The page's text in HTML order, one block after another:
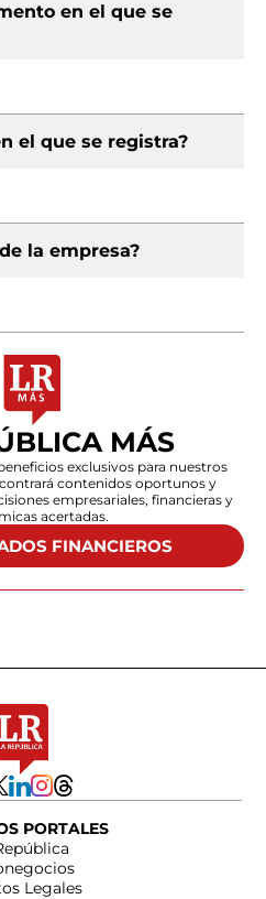
en el que se
el que se registra?
la empresa?
MÁS
exclusivos para nuestros
contenidos oportunos y
empresariales, financieras y
acertadas.
FINANCIEROS
PORTALES
Legales